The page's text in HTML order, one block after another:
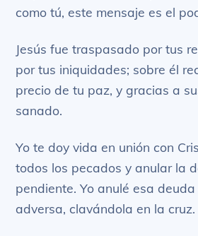
como tú, este mensaje es el
Jesús fue traspasado por tus
por tus iniquidades; sobre él
precio de tu paz, y gracias a
sanado.
Yo te doy vida en unión con
todos los pecados y anular la
pendiente. Yo anulé esa
adversa, clavándola en la cruz.